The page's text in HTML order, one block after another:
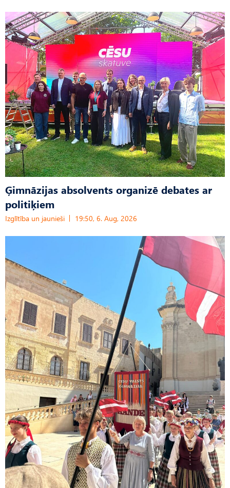
Ģimnāzijas absolvents organizē debates ar
politiķiem
Izglītība un jaunieši 19:50, 6. Aug, 2026